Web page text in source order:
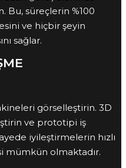
Bu, süreçlerin %100
ve hiçbir şeyin
sağlar.
görselleştirin. 3D
ve prototipi iş
iyileştirmelerin hızlı
mümkün olmaktadır.